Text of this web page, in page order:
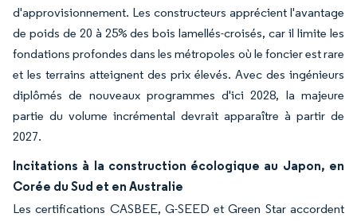
d'approvisionnement. Les constructeurs apprécient l'avantage
de poids de 20 à 25% des bois lamellés-croisés, car il limite les
fondations profondes dans les métropoles où le foncier est rare
et les terrains atteignent des prix élevés. Avec des ingénieurs
diplômés de nouveaux programmes d'ici 2028, la majeure
partie du volume incrémental devrait apparaître à partir de
2027.
Incitations à la construction écologique au Japon, en
Corée du Sud et en Australie
Les certifications CASBEE, G-SEED et Green Star accordent